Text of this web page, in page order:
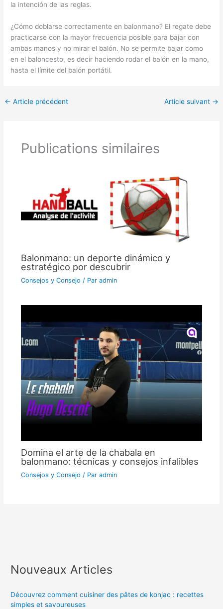
la intención de las reglas.
¿Cómo doblarse correctamente en balonmano? El regate debe
practicarse con la mayor frecuencia posible para bajar con
ambas manos y no mirar el balón. No se permite bajar como
en el baloncesto, es decir haciendo rodar el balón en la mano,
hasta el límite del balón portátil.
← Article précédent Article suivant →
Publications similaires
Balonmano: un deporte dinámico y
estratégico por descubrir
Consejos y Consejo / Par admin
Domina el arte de la chabala en
balonmano: técnicas y consejos infalibles
Consejos y Consejo / Par admin
Nouveaux Articles
Découvrez comment cuisiner des pâtes de konjac : recettes
simples et savoureuses